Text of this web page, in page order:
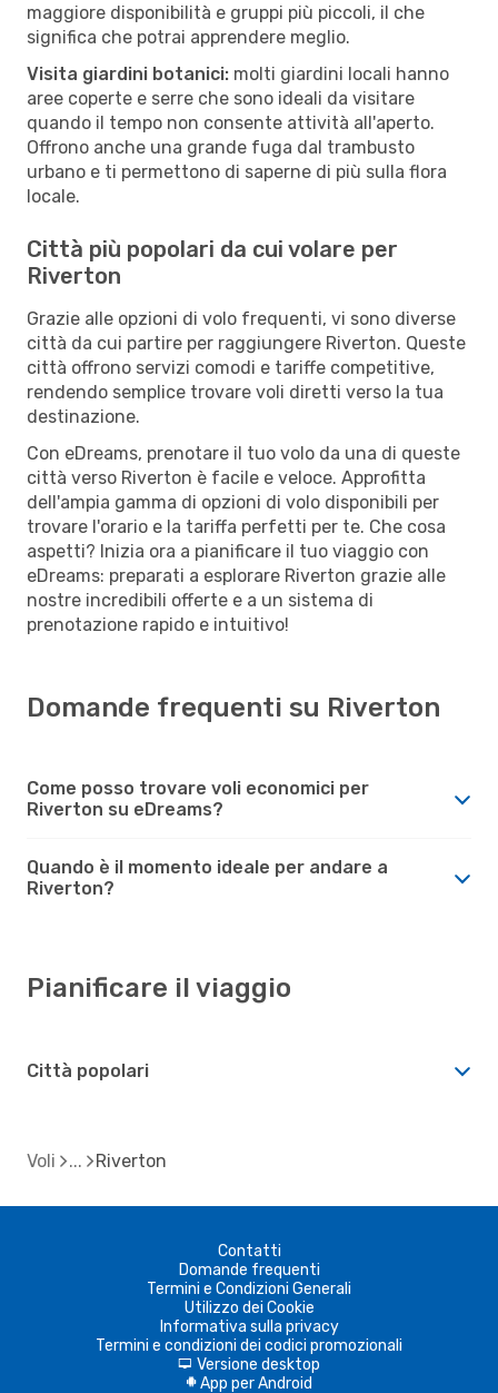
maggiore disponibilità e gruppi più piccoli, il che
significa che potrai apprendere meglio.
Visita giardini botanici: molti giardini locali hanno
aree coperte e serre che sono ideali da visitare
quando il tempo non consente attività all'aperto.
Offrono anche una grande fuga dal trambusto
urbano e ti permettono di saperne di più sulla flora
locale.
Città più popolari da cui volare per
Riverton
Grazie alle opzioni di volo frequenti, vi sono diverse
città da cui partire per raggiungere Riverton. Queste
città offrono servizi comodi e tariffe competitive,
rendendo semplice trovare voli diretti verso la tua
destinazione.
Con eDreams, prenotare il tuo volo da una di queste
città verso Riverton è facile e veloce. Approfitta
dell'ampia gamma di opzioni di volo disponibili per
trovare l'orario e la tariffa perfetti per te. Che cosa
aspetti? Inizia ora a pianificare il tuo viaggio con
eDreams: preparati a esplorare Riverton grazie alle
nostre incredibili offerte e a un sistema di
prenotazione rapido e intuitivo!
Domande frequenti su Riverton
Come posso trovare voli economici per
Riverton su eDreams?
Quando è il momento ideale per andare a
Riverton?
Pianificare il viaggio
Città popolari
Voli Riverton
Contatti
Domande frequenti
Termini e Condizioni Generali
Utilizzo dei Cookie
Informativa sulla privacy
Termini e condizioni dei codici promozionali
d Versione desktop
A App per Android